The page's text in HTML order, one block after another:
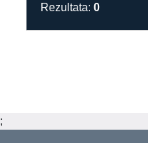
Rezultata: 0
;